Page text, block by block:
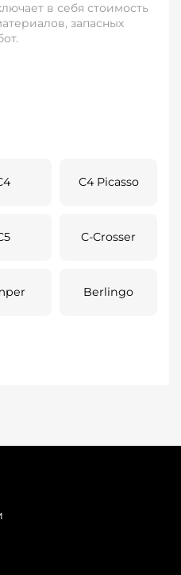
в себя стоимость
запасных
C4 Picasso
C-Crosser
Berlingo